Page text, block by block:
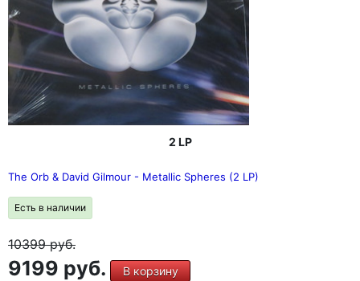
2 LP
The Orb & David Gilmour - Metallic Spheres (2 LP)
Есть в наличии
10399руб.
9199 руб. В корзину